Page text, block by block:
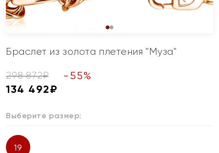
Браслет из золота плетения "Муза"
298 872₽ - 55%
134 492₽
Выберите размер:
19